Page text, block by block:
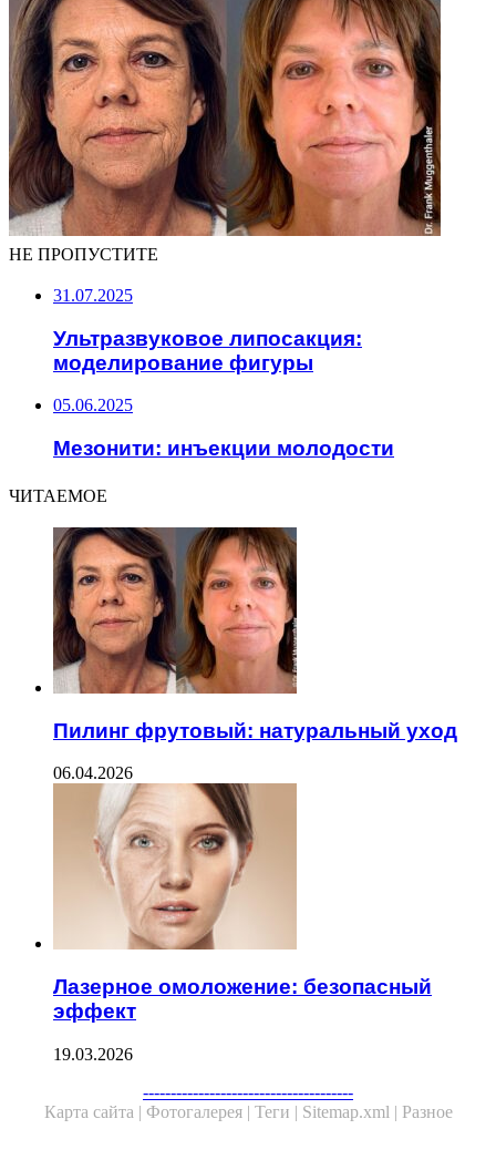
НЕ ПРОПУСТИТЕ
31.07.2025
Ультразвуковое липосакция:
моделирование фигуры
05.06.2025
Мезонити: инъекции молодости
ЧИТАЕМОЕ
Пилинг фрутовый: натуральный уход
06.04.2026
Лазерное омоложение: безопасный
эффект
19.03.2026
--------------------------------------
Карта сайта | Фотогалерея | Теги | Sitemap.xml | Разное